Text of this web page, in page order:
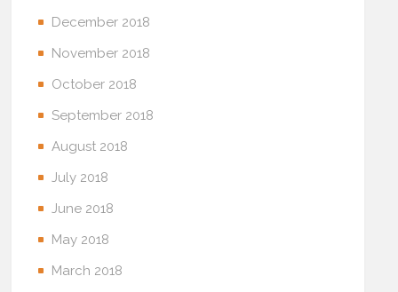
December 2018
November 2018
October 2018
September 2018
August 2018
July 2018
June 2018
May 2018
March 2018